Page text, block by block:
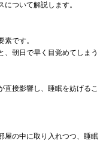
ついて解説します。
です。
、朝日で早く目覚めてしまう
直接影響し、睡眠を妨げるこ
屋の中に取り入れつつ、睡眠